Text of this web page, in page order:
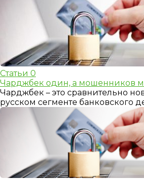
Статьи 0
Чарджбек один, а мошенников
Чарджбек – это сравнительно
русском сегменте банковского